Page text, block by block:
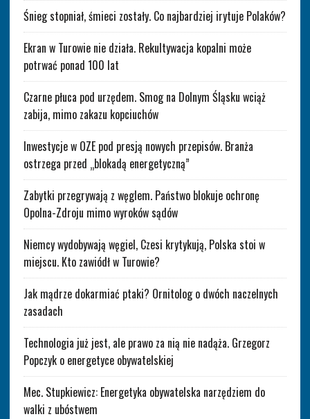
Śnieg stopniał, śmieci zostały. Co najbardziej irytuje Polaków?
Ekran w Turowie nie działa. Rekultywacja kopalni może
potrwać ponad 100 lat
Czarne płuca pod urzędem. Smog na Dolnym Śląsku wciąż
zabija, mimo zakazu kopciuchów
Inwestycje w OZE pod presją nowych przepisów. Branża
ostrzega przed „blokadą energetyczną”
Zabytki przegrywają z węglem. Państwo blokuje ochronę
Opolna-Zdroju mimo wyroków sądów
Niemcy wydobywają węgiel, Czesi krytykują, Polska stoi w
miejscu. Kto zawiódł w Turowie?
Jak mądrze dokarmiać ptaki? Ornitolog o dwóch naczelnych
zasadach
Technologia już jest, ale prawo za nią nie nadąża. Grzegorz
Popczyk o energetyce obywatelskiej
Mec. Stupkiewicz: Energetyka obywatelska narzędziem do
walki z ubóstwem